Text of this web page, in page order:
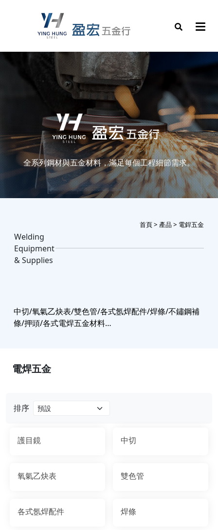
全系列鋼材與五金材料，滿足每個工程細節需求。
首頁> 產品 > 電銲五金
Welding
Equipment
& Supplies
中切/氧氣乙炔表/雙色管/各式氬焊配件/焊條/不鏽鋼補
條/押頭/各式電焊五金材料…
排序
護目鏡 中切
氧氣乙炔表 雙色管
各式氬焊配件 焊條
電焊五金